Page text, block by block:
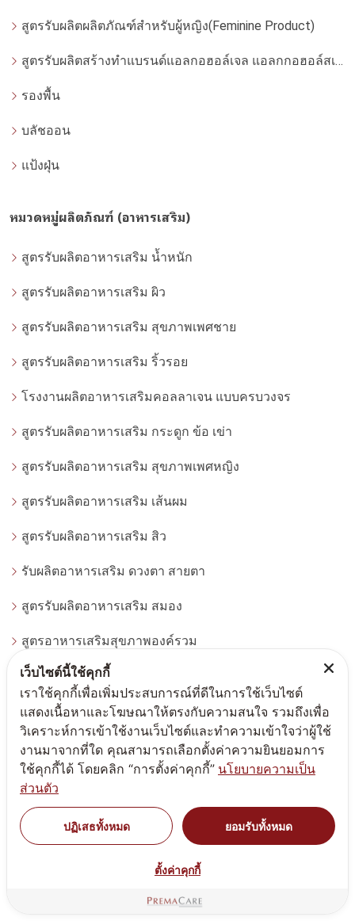
สูตรรับผลิตผลิตภัณฑ์สำหรับผู้หญิง(Feminine Product)
สูตรรับผลิตสร้างทำแบรนด์แอลกอฮอล์เจล แอลกกอฮอล์สเปรย์ ล้างมือ
รองพื้น
บลัชออน
แป้งฝุ่น
หมวดหมู่ผลิตภัณฑ์ (อาหารเสริม)
สูตรรับผลิตอาหารเสริม น้ำหนัก
สูตรรับผลิตอาหารเสริม ผิว
สูตรรับผลิตอาหารเสริม สุขภาพเพศชาย
สูตรรับผลิตอาหารเสริม ริ้วรอย
โรงงานผลิตอาหารเสริมคอลลาเจน แบบครบวงจร
สูตรรับผลิตอาหารเสริม กระดูก ข้อ เข่า
สูตรรับผลิตอาหารเสริม สุขภาพเพศหญิง
สูตรรับผลิตอาหารเสริม เส้นผม
สูตรรับผลิตอาหารเสริม สิว
รับผลิตอาหารเสริม ดวงตา สายตา
สูตรรับผลิตอาหารเสริม สมอง
สูตรอาหารเสริมสุขภาพองค์รวม
ผงวิตามิน
รับผลิตอาหารเสริม สมุนไพร
สูตรผลิตภัณฑ์เพื่อสุขภาพ - Wellness Being
สูตรอาหารเสริม ชงดื่ม น้ำหนัก
ประเภทผลิตภัณฑ์
สูตรทำแบรนด์แอลกอฮอล์
สูตรทำแบรนด์ครีมสกินแคร์
เว็บไซต์นี้ใช้คุกกี้
เราใช้คุกกี้เพื่อเพิ่มประสบการณ์ที่ดีในการใช้เว็บไซต์
แสดงเนื้อหาและโฆษณาให้ตรงกับความสนใจ รวมถึงเพื่อ
วิเคราะห์การเข้าใช้งานเว็บไซต์และทำความเข้าใจว่าผู้ใช้
งานมาจากที่ใด คุณสามารถเลือกตั้งค่าความยินยอมการ
ใช้คุกกี้ได้ โดยคลิก “การตั้งค่าคุกกี้” นโยบายความเป็น
ส่วนตัว
ปฏิเสธทั้งหมด ยอมรับทั้งหมด
ตั้งค่าคุกกี้